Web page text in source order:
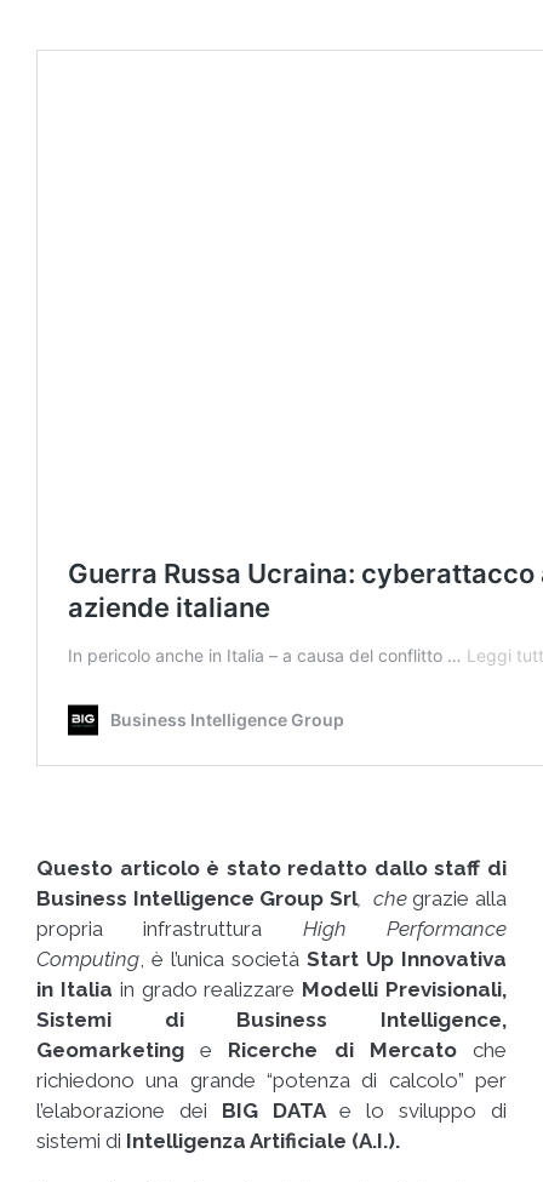
Questo articolo è stato redatto dallo staff di
Business Intelligence Group Srl, chegrazie alla
propria infrastruttura High Performance
Computing, è l’unica società Start Up Innovativa
in Italia in grado realizzare Modelli Previsionali,
Sistemi di Business Intelligence,
Geomarketinge Ricerche di Mercatoche
richiedono una grande “potenza di calcolo” per
l’elaborazione dei BIG DATAe lo sviluppo di
sistemi di Intelligenza Artificiale (A.I.).